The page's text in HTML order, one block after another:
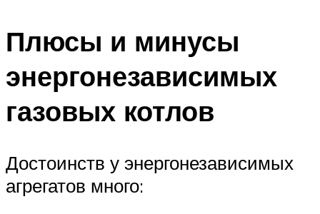
Плюсы и минусы
энергонезависимых
газовых котлов
Достоинств у энергонезависимых
агрегатов много: